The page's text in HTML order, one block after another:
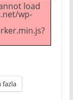
load
wp-
fazla